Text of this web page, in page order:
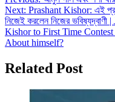
navigation
Next: Prashant Kishor: এই
নিজেই করলেন নিজের
Kishor to First Time
About himself?
Related Post